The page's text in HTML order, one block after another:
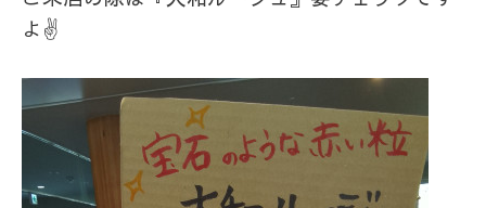
よ✌️